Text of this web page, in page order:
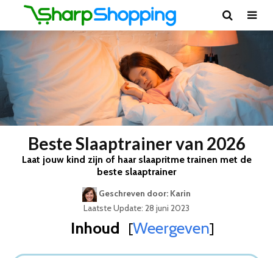
Beste Slaaptrainer van 2026
Laat jouw kind zijn of haar slaapritme trainen met de
beste slaaptrainer
Geschreven door: Karin
Laatste Update: 28 juni 2023
Inhoud [Weergeven]